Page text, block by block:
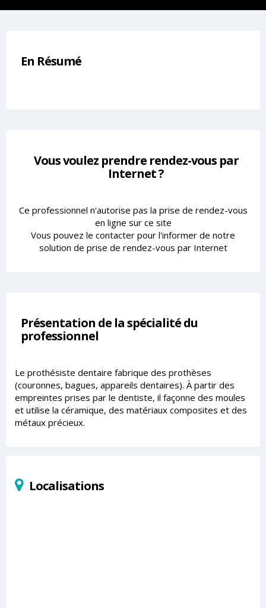
En Résumé
Vous voulez prendre rendez-vous par
Internet ?
Ce professionnel n'autorise pas la prise de rendez-vous
en ligne sur ce site
Vous pouvez le contacter pour l'informer de notre
solution de prise de rendez-vous par Internet
Présentation de la spécialité du
professionnel
Le prothésiste dentaire fabrique des prothèses
(couronnes, bagues, appareils dentaires). À partir des
empreintes prises par le dentiste, il façonne des moules
et utilise la céramique, des matériaux composites et des
métaux précieux.
Localisations